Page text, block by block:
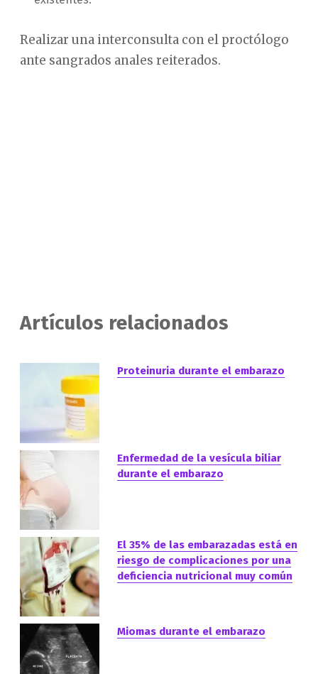
Realizar una interconsulta con el proctólogo
ante sangrados anales reiterados.
Artículos relacionados
Proteinuria durante el embarazo
Enfermedad de la vesícula biliar
durante el embarazo
El 35% de las embarazadas está en
riesgo de complicaciones por una
deficiencia nutricional muy común
Miomas durante el embarazo